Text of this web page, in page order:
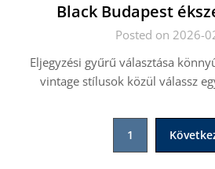
Black Budapest
Posted on 2026-
Eljegyzési gyűrű választása
vintage stílusok közül válassz
1